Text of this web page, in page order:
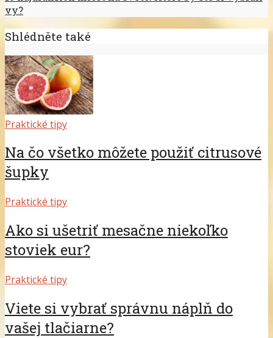
vy?
Shlédněte také
Praktické tipy
Na čo všetko môžete použiť citrusové
šupky
Praktické tipy
Ako si ušetriť mesačne niekoľko
stoviek eur?
Praktické tipy
Viete si vybrať správnu náplň do
vašej tlačiarne?